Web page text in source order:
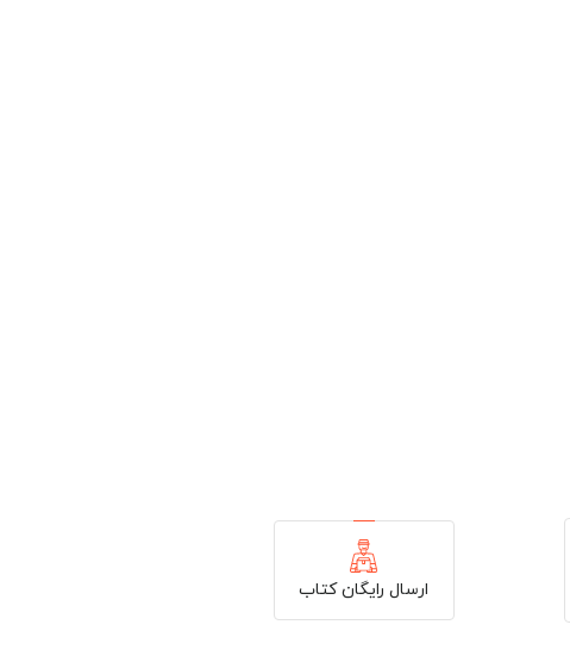
ارسال رایگان کتاب